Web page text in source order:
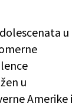
u
u
Amerike i